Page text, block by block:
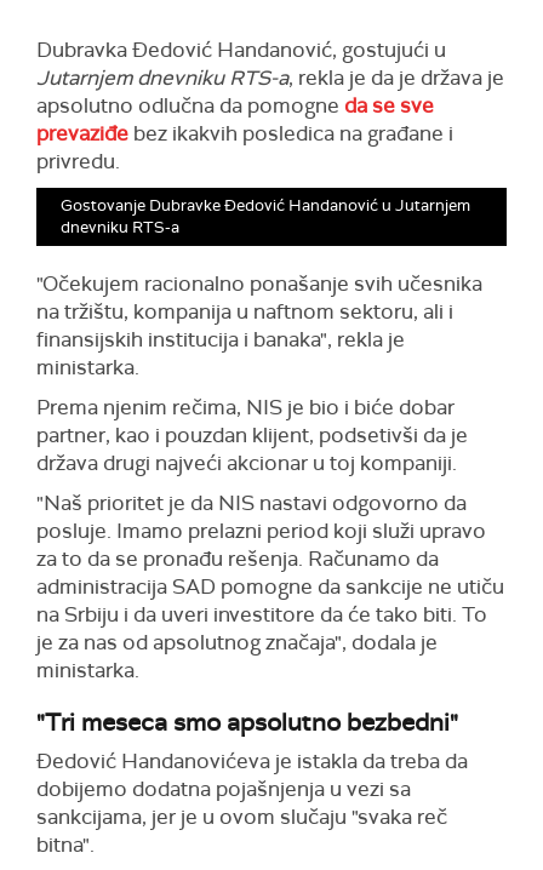
Dubravka Đedović Handanović, gostujući u
Jutarnjem dnevniku RTS-a, rekla je da je država je
apsolutno odlučna da pomogne da se sve
prevaziđe bez ikakvih posledica na građane i
privredu.
Gostovanje Dubravke Đedović Handanović u Jutarnjem
dnevniku RTS-a
"Očekujem racionalno ponašanje svih učesnika
na tržištu, kompanija u naftnom sektoru, ali i
finansijskih institucija i banaka", rekla je
ministarka.
Prema njenim rečima, NIS je bio i biće dobar
partner, kao i pouzdan klijent, podsetivši da je
država drugi najveći akcionar u toj kompaniji.
"Naš prioritet je da NIS nastavi odgovorno da
posluje. Imamo prelazni period koji služi upravo
za to da se pronađu rešenja. Računamo da
administracija SAD pomogne da sankcije ne utiču
na Srbiju i da uveri investitore da će tako biti. To
je za nas od apsolutnog značaja", dodala je
ministarka.
"Tri meseca smo apsolutno bezbedni"
Đedović Handanovićeva je istakla da treba da
dobijemo dodatna pojašnjenja u vezi sa
sankcijama, jer je u ovom slučaju "svaka reč
bitna".